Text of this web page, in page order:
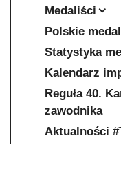
Medaliści
Polskie
Statystyka
Kalendarz
Reguła 40.
zawodnika
Aktualności